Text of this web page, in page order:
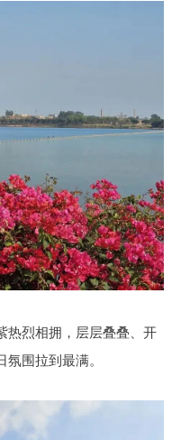
热烈相拥，层层叠叠、开
围拉到最满。